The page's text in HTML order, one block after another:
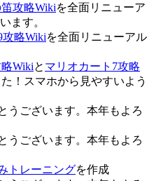
攻略Wikiを全面リニューア
ます。
攻略Wikiを全面リニューアル
Wikiと マリオカート7攻略
！スマホから見やすいよう
うございます。本年もよろ
うございます。本年もよろ
トレーニングを作成